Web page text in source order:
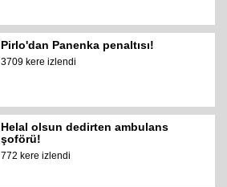
Pirlo'dan Panenka penaltısı!
3709 kere izlendi
Helal olsun dedirten ambulans
şoförü!
772 kere izlendi